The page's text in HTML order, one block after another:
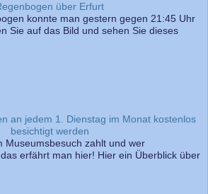
über Erfurt
konnte man gestern gegen 21:45 Uhr
Sie auf das Bild und sehen Sie dieses
an jedem 1. Dienstag im Monat kostenlos
besichtigt werden
Museumsbesuch zahlt und wer
erfährt man hier! Hier ein Überblick über